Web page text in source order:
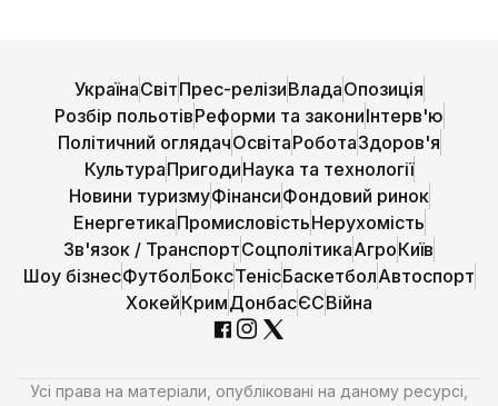
УкраїнаСвітПрес-релізиВладаОпозиція
Розбір польотівРеформи та закониІнтерв'ю
Політичний оглядачОсвітаРоботаЗдоров'я
КультураПригодиНаука та технології
Новини туризмуФінансиФондовий ринок
ЕнергетикаПромисловістьНерухомість
Зв'язок / ТранспортСоцполітикаАгроКиїв
Шоу бізнесФутболБоксТенісБаскетболАвтоспорт
ХокейКримДонбасЄСВійна
Усі права на матеріали, опубліковані на даному ресурсі,